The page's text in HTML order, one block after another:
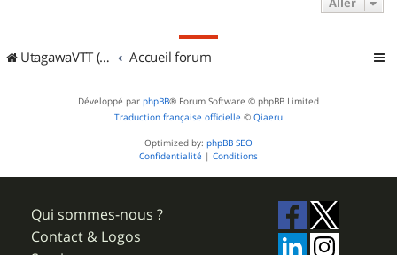
UtagawaVTT (Randos VTT et VTTAE avec traces GPS) Accueil forum
Développé par phpBB® Forum Software © phpBB Limited
Traduction française officielle © Qiaeru
Optimized by: phpBB SEO
Confidentialité | Conditions
Qui sommes-nous ?
Contact & Logos